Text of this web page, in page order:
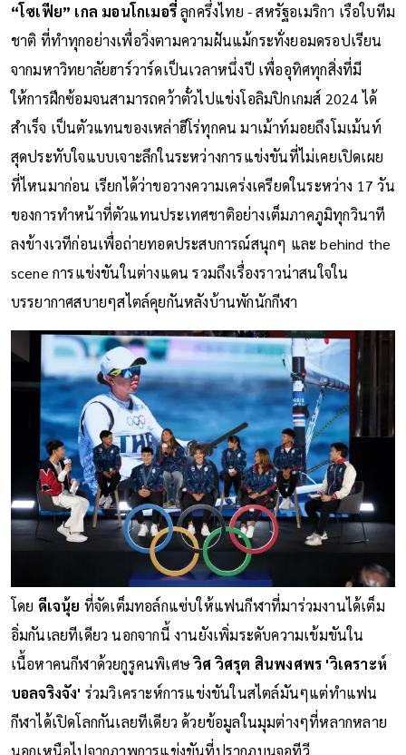
“โซเฟีย” เกล มอนโกเมอรี่ลูกครึ่งไทย - สหรัฐอเมริกา เรือใบทีม
ชาติ ที่ทำทุกอย่างเพื่อวิ่งตามความฝันแม้กระทั่งยอมดรอปเรียน
จากมหาวิทยาลัยฮาร์วาร์ดเป็นเวลาหนึ่งปี เพื่ออุทิศทุกสิ่งที่มี
ให้การฝึกซ้อมจนสามารถคว้าตั๋วไปแข่งโอลิมปิกเกมส์ 2024 ได้
สำเร็จ เป็นตัวแทนของเหล่าฮีโร่ทุกคน มาเม้าท์มอยถึงโมเม้นท์
สุดประทับใจแบบเจาะลึกในระหว่างการแข่งขันที่ไม่เคยเปิดเผย
ที่ไหนมาก่อน เรียกได้ว่าขอวางความเคร่งเครียดในระหว่าง 17 วัน
ของการทำหน้าที่ตัวแทนประเทศชาติอย่างเต็มภาคภูมิทุกวินาที
ลงข้างเวทีก่อนเพื่อถ่ายทอดประสบการณ์สนุกๆ และ behind the
scene การแข่งขันในต่างแดน รวมถึงเรื่องราวน่าสนใจใน
บรรยากาศสบายๆสไตล์คุยกันหลังบ้านพักนักกีฬา
โดย ดีเจนุ้ย ที่จัดเต็มทอล์กแซ่บให้แฟนกีฬาที่มาร่วมงานได้เต็ม
อิ่มกันเลยทีเดียว นอกจากนี้ งานยังเพิ่มระดับความเข้มขันใน
เนื้อหาคนกีฬาด้วยกูรูคนพิเศษวิศ วิศรุต สินพงศพร 'วิเคราะห์
บอลจริงจัง' ร่วมวิเคราะห์การแข่งขันในสไตล์มันๆแต่ทำแฟน
กีฬาได้เปิดโลกกันเลยทีเดียว ด้วยข้อมูลในมุมต่างๆที่หลากหลาย
นอกเหนือไปจากภาพการแข่งขันที่ปรากฏบนจอทีวี